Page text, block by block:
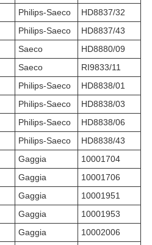
Philips-Saeco
HD8837/32
Philips-Saeco
HD8837/43
Saeco
HD8880/09
Saeco
RI9833/11
Philips-Saeco
HD8838/01
Philips-Saeco
HD8838/03
Philips-Saeco
HD8838/06
Philips-Saeco
HD8838/43
Gaggia
10001704
Gaggia
10001706
Gaggia
10001951
Gaggia
10001953
Gaggia
10002006